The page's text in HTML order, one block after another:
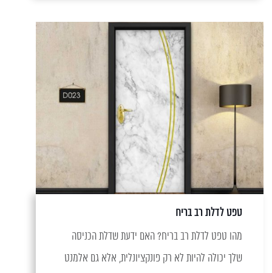
טפט לדלת רב בריח
מהו טפט לדלת רב בריח? האם ידעת שדלת הכניסה
שלך יכולה להיות לא רק פונקציונלית, אלא גם אלמנט